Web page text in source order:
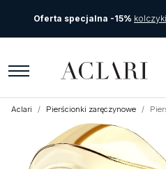
Oferta specjalna -15% kolczyki
Aclari Pierścionki zaręczynowe